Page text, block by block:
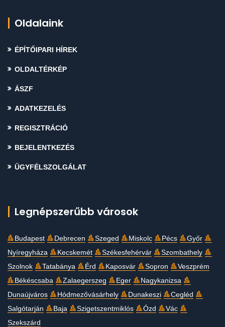
Oldalaink
ÉPÍTŐIPARI HÍREK
OLDALTÉRKÉP
ÁSZF
ADATKEZELÉS
REGISZTRÁCIÓ
BEJELENTKEZÉS
ÜGYFÉLSZOLGÁLAT
Legnépszerűbb városok
Budapest Debrecen Szeged Miskolc Pécs
Győr
Nyíregyháza
Kecskemét Székesfehérvár
Szombathely
Szolnok
Tatabánya Érd Kaposvár Sopron
Veszprém
Békéscsaba
Zalaegerszeg Eger
Nagykanizsa
Dunaújváros
Hódmezővásárhely Dunakeszi
Cegléd
Salgótarján
Baja Szigetszentmiklós Ózd
Vác
Szekszárd